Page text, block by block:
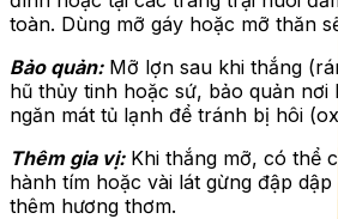
toàn. Dùng mỡ gáy hoặc mỡ thăn
Bảo quản:Mỡ lợn sau khi thắng
hũ thủy tinh hoặc sứ, bảo quản nơi
ngăn mát tủ lạnh để tránh bị hôi
Thêm gia vị:Khi thắng mỡ, có thể
hành tím hoặc vài lát gừng đập dập
thêm hương thơm.